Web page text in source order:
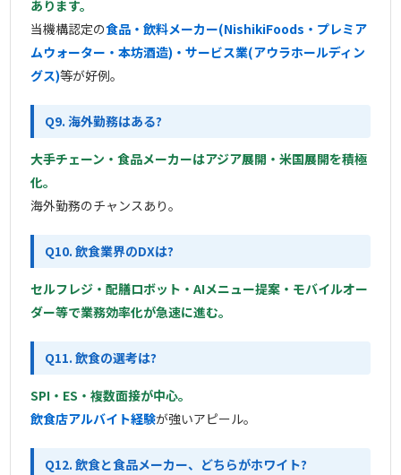
あります。
当機構認定の食品・飲料メーカー(NishikiFoods・プレミア
ムウォーター・本坊酒造)・サービス業(アウラホールディン
グス)等が好例。
Q9. 海外勤務はある?
大手チェーン・食品メーカーはアジア展開・米国展開を積極
化。
海外勤務のチャンスあり。
Q10. 飲食業界のDXは?
セルフレジ・配膳ロボット・AIメニュー提案・モバイルオー
ダー等で業務効率化が急速に進む。
Q11. 飲食の選考は?
SPI・ES・複数面接が中心。
飲食店アルバイト経験が強いアピール。
Q12. 飲食と食品メーカー、どちらがホワイト?